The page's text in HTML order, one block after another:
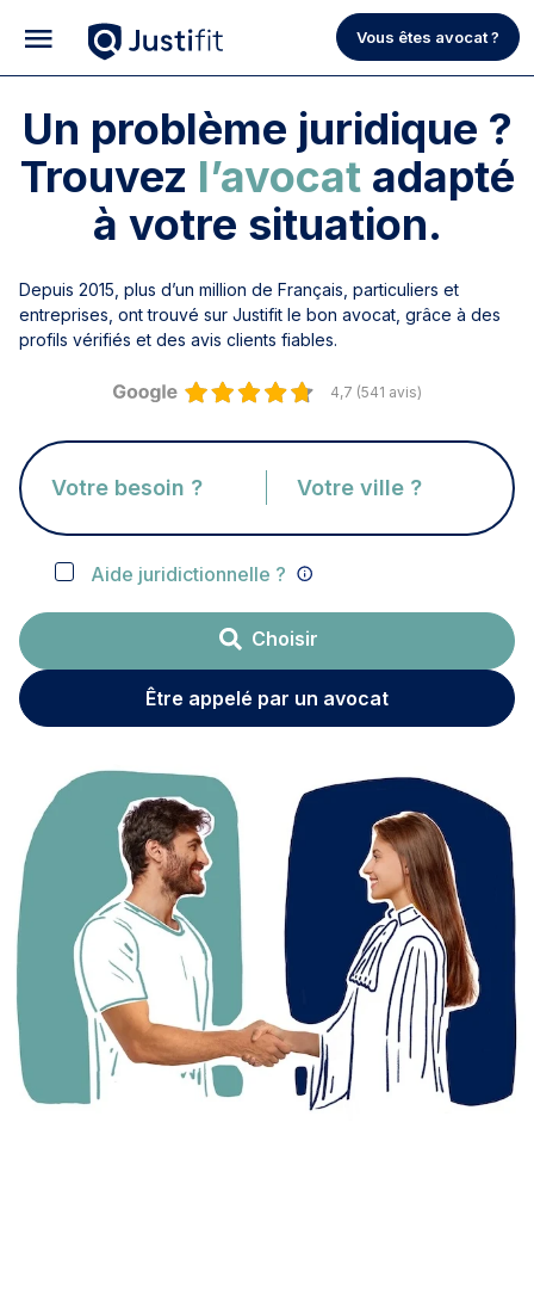
Vous êtes avocat ?
Un problème juridique ?
Trouvez l’avocatadapté
à votre situation.
Depuis 2015, plus d’un million de Français, particuliers et
entreprises, ont trouvé sur Justifit le bon avocat, grâce à des
profils vérifiés et des avis clients fiables.
4,7 (541 avis)
Aide juridictionnelle ?
Choisir
Être appelé par un avocat